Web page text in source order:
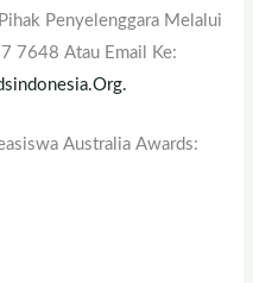
Penyelenggara Melalui
7648 Atau Email Ke:
Australia Awards: